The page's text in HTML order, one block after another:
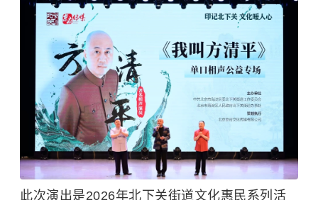
此次演出是2026年北下关街道文化惠民系列活